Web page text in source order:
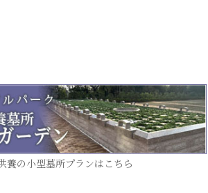
養の小型墓所プランはこちら